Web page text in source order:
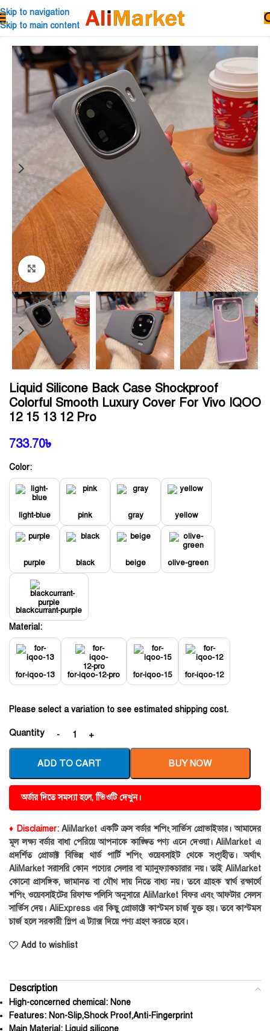
Skip to navigation
Skip to main content
Click to enlarge
Liquid Silicone Back Case Shockproof
Colorful Smooth Luxury Cover For Vivo IQOO
12 15 13 12 Pro
733.70৳
Color:
light-blue pink gray yellow
purple black beige olive-green
blackcurrant-purple
Material:
for-iqoo-13 for-iqoo-12-pro for-iqoo-15 for-iqoo-12
Please select a variation to see estimated shipping cost.
Quantity
ADD TO CART BUY NOW
অর্ডার দিতে সমস্যা হলে, ভিিওটি দেখুন।
♦ Disclaimer:AliMarket একটি ক্রস বর্ডার শপিং সার্ভিস প্রোভাইডার। আমাদের
মূল লক্ষ্য বর্ডার বাধা পেরিয়ে আপনাকে কাঙ্ক্ষিত পণ্য এনে দেওয়া। AliMarket এ
প্রদর্শিত প্রোডাক্ট বিভিন্ন থার্ড পার্টি শপিং ওয়েবসাইট থেকে সংগৃহীত। অর্থাৎ
AliMarket সরাসরি কোন পণ্যের সেলার বা ম্যানুফ্যাকচারার নয়। তাই AliMarket
কোনো প্রাসঙ্গিক, জামানত বা যৌথ দায় নিতে বাধ্য নয়। তবে গ্রাহক স্বার্থ রক্ষার্থে
শপিং ওয়েবসাইটের রিফান্ড পলিসি অনুসারে AliMarket বিফর এবং আফটার সেলস
সার্ভিস দেয়। AliExpress এর কিছু প্রোডাক্টে কাস্টমস চার্জ যুক্ত হয়। তবে কাস্টমস
চার্জ হলে সরকারী স্লিপ এ ট্যাক্স দিয়ে পণ্য গ্রহণ করতে হবে।
Add to wishlist
Description
High-concerned chemical: None
Features: Non-Slip,Shock Proof,Anti-Fingerprint
Main Material: Liquid silicone